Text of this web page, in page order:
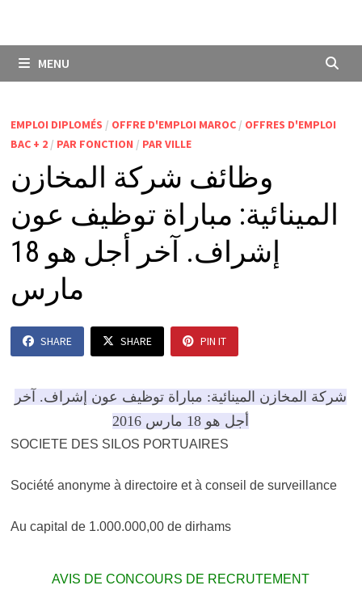
MENU
EMPLOI DIPLOMÉS / OFFRE D'EMPLOI MAROC/ OFFRES D'EMPLOI
BAC + 2/ PAR FONCTION / PAR VILLE
وظائف شركة المخازن
المينائية: مباراة توظيف عون
إشراف. آخر أجل هو 18
مارس
SHARE SHARE PIN IT
شركة المخازن المينائية: مباراة توظيف عون إشراف. آخر
أجل هو 18 مارس 2016
SOCIETE DES SILOS PORTUAIRES
Société anonyme à directoire et à conseil de surveillance
Au capital de 1.000.000,00 de dirhams
AVIS DE CONCOURS DE RECRUTEMENT